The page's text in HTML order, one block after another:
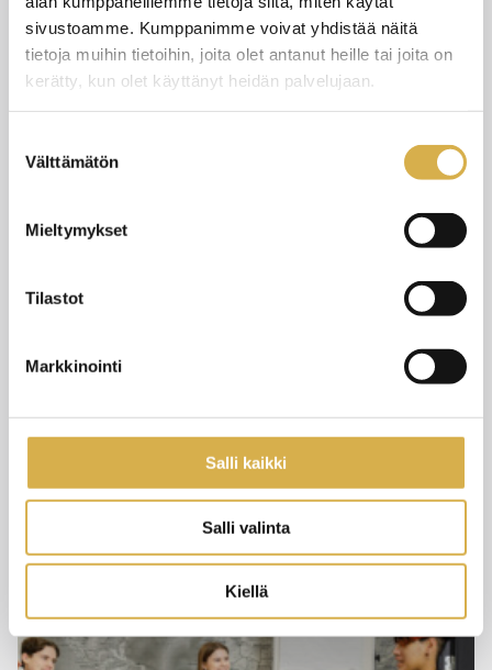
sivustoamme. Kumppanimme voivat yhdistää näitä
tietoja muihin tietoihin, joita olet antanut heille tai joita on
kerätty, kun olet käyttänyt heidän palvelujaan.
valinta
Välttämätön
Mieltymykset
Tilastot
Markkinointi
Salli kaikki
Salli valinta
Kiellä
12.6.2026 UUTISET
Pedagoginen tiedonsiirto